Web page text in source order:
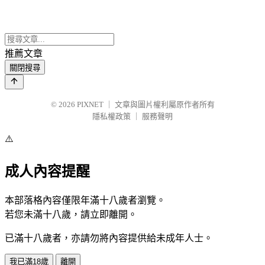
推薦文章
關閉搜尋
© 2026 PIXNET
文章與圖片權利屬原作者所有
隱私權政策
服務聲明
⚠️
成人內容提醒
本部落格內容僅限年滿十八歲者瀏覽。
若您未滿十八歲，請立即離開。
已滿十八歲者，亦請勿將內容提供給未成年人士。
我已滿18歲 離開